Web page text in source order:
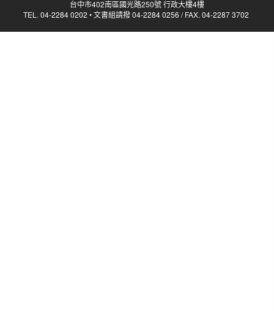
台中市402南區國光路250號 行政大樓4樓
TEL. 04-2284 0202 • 文書組請撥 04-2284 0256 / FAX. 04-2287 3702